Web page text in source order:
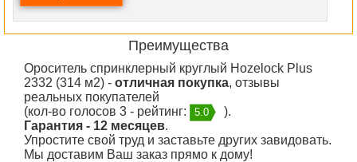
Преимущества
Ороситель спринклерный круглый Hozelock Plus
2332 (314 м2) - отличная покупка, отзывы
реальных покупателей
(кол-во голосов 3 - рейтинг:
5.0
).
Гарантия - 12 месяцев.
Упростите свой труд и заставьте других завидовать.
Мы доставим Ваш заказ прямо к дому!